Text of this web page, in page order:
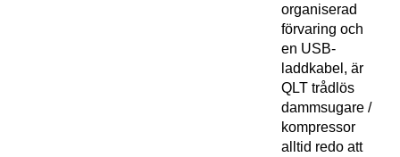
organiserad
förvaring och
en USB-
laddkabel, är
QLT trådlös
dammsugare /
kompressor
alltid redo att